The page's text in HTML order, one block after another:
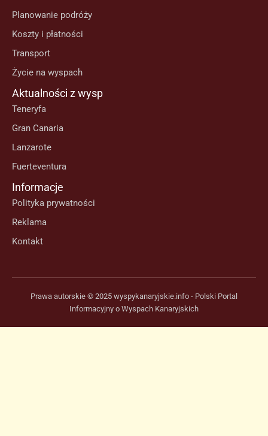
Planowanie podróży
Koszty i płatności
Transport
Życie na wyspach
Aktualności z wysp
Teneryfa
Gran Canaria
Lanzarote
Fuerteventura
Informacje
Polityka prywatności
Reklama
Kontakt
Prawa autorskie © 2025 wyspykanaryjskie.info - Polski Portal
Informacyjny o Wyspach Kanaryjskich